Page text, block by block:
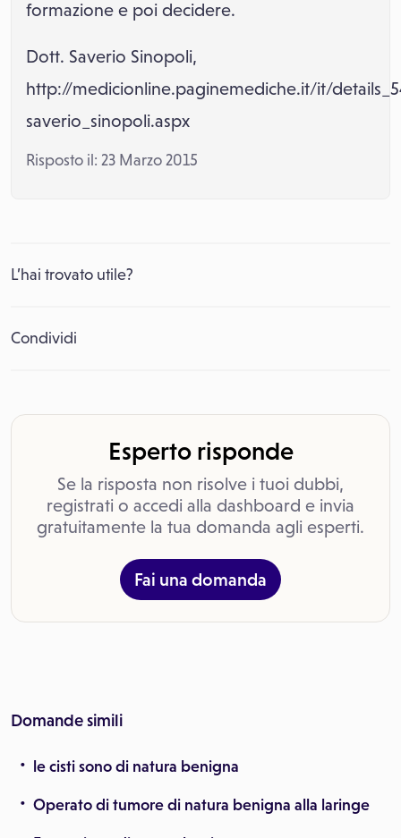
formazione e poi decidere.
Dott. Saverio Sinopoli,
http://medicionline.paginemediche.it/it/
saverio_sinopoli.aspx
Risposto il: 23 Marzo 2015
L’hai trovato utile?
Condividi
Esperto risponde
Se la risposta non risolve i tuoi dubbi,
registrati o accedi alla dashboard e invia
gratuitamente la tua domanda agli esperti.
Fai una domanda
Domande simili
le cisti sono di natura benigna
Operato di tumore di natura benigna alla laringe